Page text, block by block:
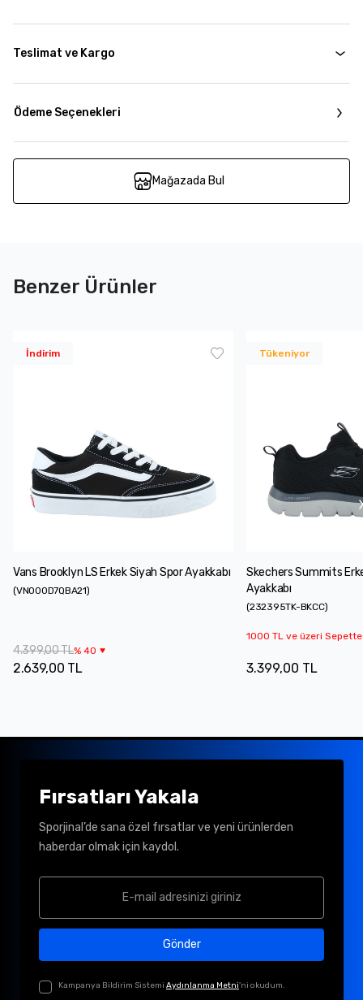
Teslimat ve Kargo
Ödeme Seçenekleri
Mağazada Bul
Benzer Ürünler
İndirim
Vans Brooklyn LS Erkek Siyah Spor Ayakkabı
(VN000D7QBA21)
4.399,00 TL% 40
2.639,00 TL
Tükeniyor
Skechers Summits
Ayakkabı
(232395TK-BKCC)
1000 TL ve üzeri
3.399,00 TL
Fırsatları Yakala
Sporjinal’de sana özel fırsatlar ve yeni ürünlerden
haberdar olmak için kaydol.
Gönder
Kampanya Bildirim Sistemi Aydınlanma Metni'ni okudum.